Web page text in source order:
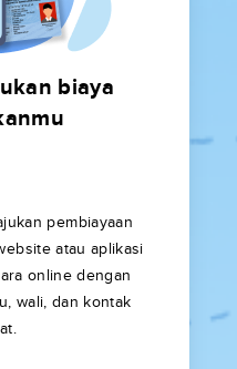
biaya
pembiayaan
atau aplikasi
online dengan
wali, dan kontak